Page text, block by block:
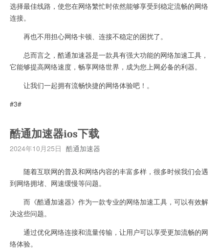
选择最佳线路，使您在网络繁忙时依然能够享受到稳定流畅的网络
连接。
再也不用担心网络卡顿、连接不稳定的困扰了。
总而言之，酷通加速器是一款具有强大功能的网络加速工具，
它能够提高网络速度，畅享网络世界，成为您上网必备的利器。
让我们一起拥有流畅快捷的网络体验吧！。
#3#
酷通加速器ios下载
2024年10月25日 酷通加速器
随着互联网的普及和网络内容的丰富多样，很多时候我们会遇
到网络拥堵、网速缓慢等问题。
而《酷通加速器》作为一款专业的网络加速工具，可以有效解
决这些问题。
通过优化网络连接和流量传输，让用户可以享受更加流畅的网
络体验。